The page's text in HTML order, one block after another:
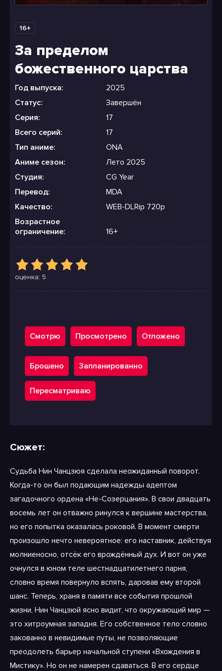
16+
За пределом
божественного царства
Год выпуска:
2025
Статус:
Завершён
Серия:
17
Всего серий:
17
Тип аниме:
ONA
Аниме сезон:
Лето 2025
Студия:
CG Year
Перевод:
MDA
Качество:
WEB-DLRip 720p
Возрастное
ограничение:
16+
оценка: 5
Смотрю Просмотрено Отложено
Брошено Запланированно
Пересматриваю
Сюжет:
Судьба Нин Чанцзюя сделала неожиданный поворот.
Когда-то он был подающим надежды адептом
загадочного ордена «Не-Созерцания». В свои двадцать
восемь лет он отважно ринулся к вершине мастерства,
но его попытка оказалась роковой. В момент смерти
произошло нечто невероятное: его наставник, действуя
молниеносно, отсёк его врождённый дух. И вот он уже
очнулся в юном теле шестнадцатилетнего парня,
словно время повернуло вспять, даровав ему второй
шанс. Теперь, храня в памяти все события прошлой
жизни, Нин Чанцзюй ясно видит, что окружающий мир —
это хитроумная западня. Его собственное тело словно
закованно в невидимые путы, не позволяющие
преодолеть барьер начальной ступени «Вхождения в
Мистику». Но он не намерен сдаваться. В его сердце